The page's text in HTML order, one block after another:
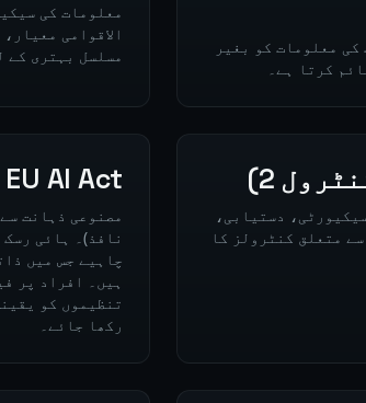
معلومات کو بغیر
کرتا ہے۔
الاقوامی
مسلسل بہتری کے
دستیابی،
متعلق کنٹرولز کا
EU AI Act
تنظیموں کو
رکھا جائے۔